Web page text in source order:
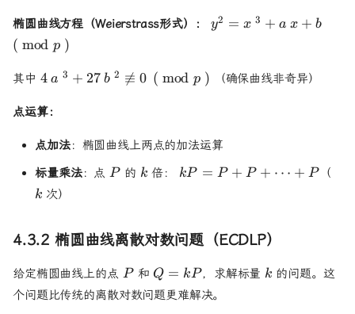
椭圆曲线方程（Weierstrass形式）：
y^2 = x^3
y2 = x 3 + ax + b
( mod p )
其中 4a^3 +
\not\equiv
\pmod{p}
4a 3 + 27b2 
≡ 0 ( mod p ) （确保曲线非奇异）
点运算：
点加法：椭圆曲线上两点的加法运算
标量乘法：点P
P 的 k
k 倍： kP =
+ P
kP = P + P + ⋯ + P （
k 次）
4.3.2 椭圆曲线离散对数问题（ECDLP）
给定椭圆曲线上的点 P
P和 Q
=
kP
Q = kP ，求解标量 k
k 的问题。这
个问题比传统的离散对数问题更难解决。